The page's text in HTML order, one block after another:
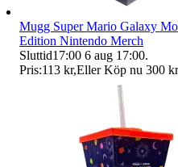
Mugg Super Mario Galaxy
Edition Nintendo Merch
Sluttid17:00 6 aug 17:00.
Pris:113 kr,Eller Köp nu 300 kr